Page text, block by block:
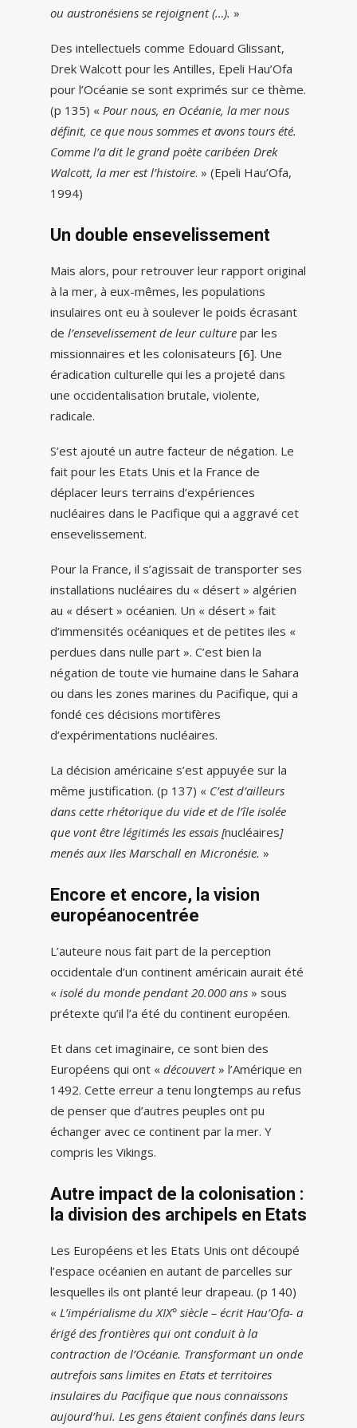
ou austronésiens se rejoignent (…). »
Des intellectuels comme Edouard Glissant,
Drek Walcott pour les Antilles, Epeli Hau’Ofa
pour l’Océanie se sont exprimés sur ce thème.
(p 135) « Pour nous, en Océanie, la mer nous
définit, ce que nous sommes et avons tours été.
Comme l’a dit le grand poète caribéen Drek
Walcott, la mer est l’histoire. » (Epeli Hau’Ofa,
1994)
Un double ensevelissement
Mais alors, pour retrouver leur rapport original
à la mer, à eux-mêmes, les populations
insulaires ont eu à soulever le poids écrasant
de l’ensevelissement de leur culture par les
missionnaires et les colonisateurs [6]. Une
éradication culturelle qui les a projeté dans
une occidentalisation brutale, violente,
radicale.
S’est ajouté un autre facteur de négation. Le
fait pour les Etats Unis et la France de
déplacer leurs terrains d’expériences
nucléaires dans le Pacifique qui a aggravé cet
ensevelissement.
Pour la France, il s’agissait de transporter ses
installations nucléaires du « désert » algérien
au « désert » océanien. Un « désert » fait
d’immensités océaniques et de petites iles «
perdues dans nulle part ». C’est bien la
négation de toute vie humaine dans le Sahara
ou dans les zones marines du Pacifique, qui a
fondé ces décisions mortifères
d’expérimentations nucléaires.
La décision américaine s’est appuyée sur la
même justification. (p 137) « C’est d’ailleurs
dans cette rhétorique du vide et de l’île isolée
que vont être légitimés les essais [nucléaires]
menés aux Iles Marschall en Micronésie. »
Encore et encore, la vision
européanocentrée
L’auteure nous fait part de la perception
occidentale d’un continent américain aurait été
« isolé du monde pendant 20.000 ans » sous
prétexte qu’il l’a été du continent européen.
Et dans cet imaginaire, ce sont bien des
Européens qui ont « découvert » l’Amérique en
1492. Cette erreur a tenu longtemps au refus
de penser que d’autres peuples ont pu
échanger avec ce continent par la mer. Y
compris les Vikings.
Autre impact de la colonisation :
la division des archipels en Etats
Les Européens et les Etats Unis ont découpé
l’espace océanien en autant de parcelles sur
lesquelles ils ont planté leur drapeau. (p 140)
« L’impérialisme du XIX° siècle – écrit Hau’Ofa- a
érigé des frontières qui ont conduit à la
contraction de l’Océanie. Transformant un onde
autrefois sans limites en Etats et territoires
insulaires du Pacifique que nous connaissons
aujourd’hui. Les gens étaient confinés dans leurs